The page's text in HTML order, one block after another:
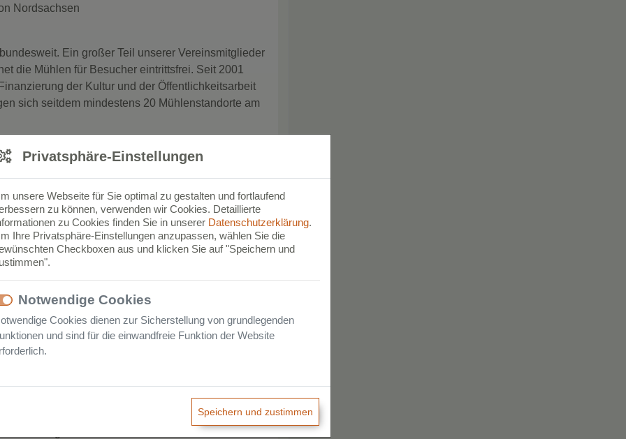
Privatsphäre-Einstellungen
unsere Webseite für Sie optimal zu gestalten und fortlaufend
zu können, verwenden wir Cookies. Detaillierte
zu Cookies finden Sie in unserer Datenschutzerklärung.
Ihre Privatsphäre-Einstellungen anzupassen, wählen Sie die
Checkboxen aus und klicken Sie auf "Speichern und
Notwendige Cookies
Cookies dienen zur Sicherstellung von grundlegenden
und sind für die einwandfreie Funktion der Website
Speichern und zustimmen
Nordsachsen
Ein großer Teil unserer Vereinsmitglieder
die Mühlen für Besucher eintrittsfrei. Seit 2001
der Kultur und der Öffentlichkeitsarbeit
sich seitdem mindestens 20 Mühlenstandorte am
statt und zählt zu den überregional
Nordsachsen. Erstmals in der Geschichte des
durch die Corona-Pandemie nicht stattfinden.
Kulturveranstaltungen an ausgewählten Standorten
im bildungstouristischen Bereich „Rund um
bereit.
der ersten bis vierten Klassenstufen bieten
Brot backen und ausführlicher
Brot“ an einer alten Bockwindmühle mit
eine diplomierte Museumspädagogin gewonnen
fünf bis acht bieten wir einen
an. Hier geht es in erster Linie um die
mechanischer Energie und ihre Übertragung.
und Besichtigungen einer
zu Windrädern.